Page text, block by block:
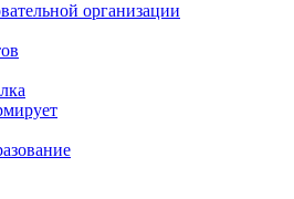
организации